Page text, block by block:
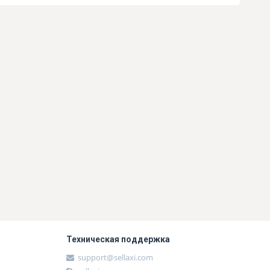
Техническая поддержка
support@sellaxi.com